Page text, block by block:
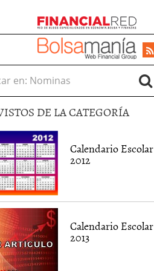
en:
DE LA CATEGORÍA
Calendario Escolar
2012
Calendario Escolar
2013